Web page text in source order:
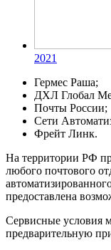
2021
Гермес Раша;
ДХЛ Глобал
Почты России;
Сети
Фрейт Линк.
На территории РФ
любого почтового
предоставлена
Сервисные условия
предварительную